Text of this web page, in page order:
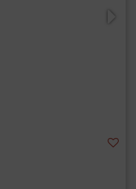
critère souhaitez-